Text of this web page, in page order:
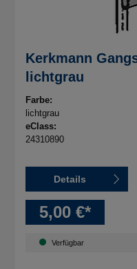
Kerkmann
lichtgrau
Farbe:
lichtgrau
eClass:
24310890
Details
5,00 €*
Verfügbar